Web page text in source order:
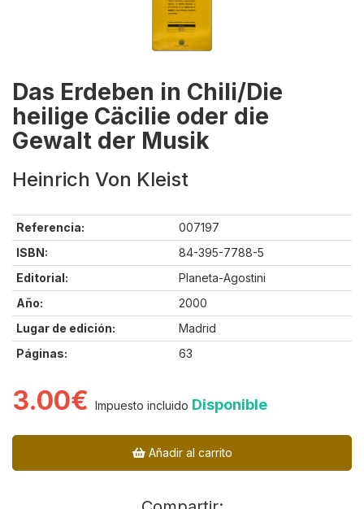
Das Erdeben in Chili/Die
heilige Cäcilie oder die
Gewalt der Musik
Heinrich Von Kleist
Referencia:
007197
ISBN:
84-395-7788-5
Editorial:
Planeta-Agostini
Año:
2000
Lugar de edición:
Madrid
Páginas:
63
3.00€ Impuesto incluido Disponible
Añadir al carrito